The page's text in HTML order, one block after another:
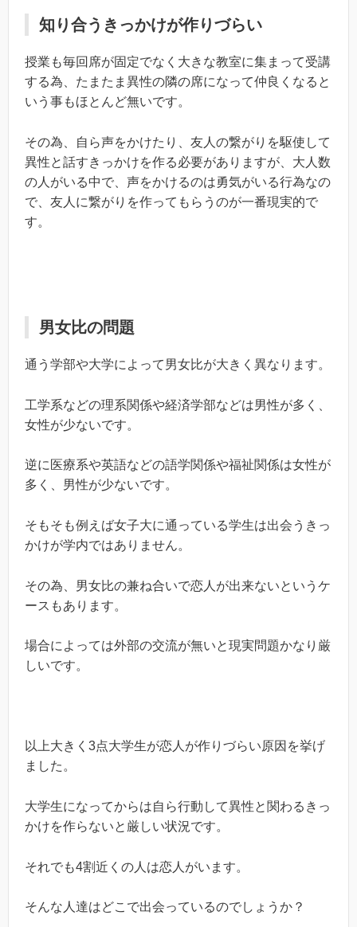
知り合うきっかけが作りづらい
授業も毎回席が固定でなく大きな教室に集まって受講
する為、たまたま異性の隣の席になって仲良くなると
いう事もほとんど無いです。
その為、自ら声をかけたり、友人の繋がりを駆使して
異性と話すきっかけを作る必要がありますが、大人数
の人がいる中で、声をかけるのは勇気がいる行為なの
で、友人に繋がりを作ってもらうのが一番現実的で
す。
男女比の問題
通う学部や大学によって男女比が大きく異なります。
工学系などの理系関係や経済学部などは男性が多く、
女性が少ないです。
逆に医療系や英語などの語学関係や福祉関係は女性が
多く、男性が少ないです。
そもそも例えば女子大に通っている学生は出会うきっ
かけが学内ではありません。
その為、男女比の兼ね合いで恋人が出来ないというケ
ースもあります。
場合によっては外部の交流が無いと現実問題かなり厳
しいです。
以上大きく3点大学生が恋人が作りづらい原因を挙げ
ました。
大学生になってからは自ら行動して異性と関わるきっ
かけを作らないと厳しい状況です。
それでも4割近くの人は恋人がいます。
そんな人達はどこで出会っているのでしょうか？